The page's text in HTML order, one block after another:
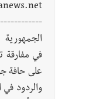
الجمهورية
على حافة
والردود